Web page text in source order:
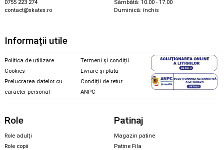
0755 223 274
contact@skates.ro
Sâmbătă: 10.00 - 17.00
Duminică: închis
Informații utile
Politica de utilizare
Cookies
Prelucrarea datelor cu
caracter personal
Termeni și condiții
Livrare și plată
Condiții de retur
ANPC
Role
Role adulți
Role copii
Patinaj
Magazin patine
Patine Fila